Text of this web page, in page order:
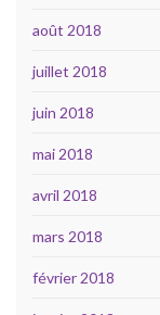
août 2018
juillet 2018
juin 2018
mai 2018
avril 2018
mars 2018
février 2018